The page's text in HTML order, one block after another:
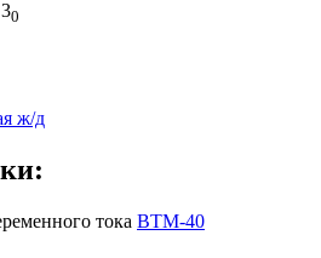
0
ж/д
тока ВТМ-40